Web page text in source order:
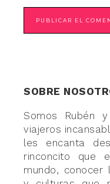
SOBRE
Somos Rubén
viajeros
les encanta
rinconcito que
mundo, conocer